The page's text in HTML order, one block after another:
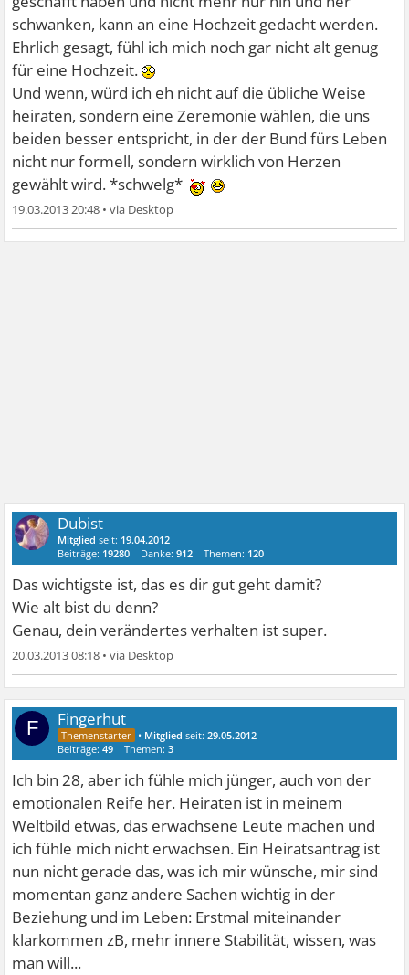
schwanken, kann an eine Hochzeit gedacht werden.
Ehrlich gesagt, fühl ich mich noch gar nicht alt genug
für eine Hochzeit.
Und wenn, würd ich eh nicht auf die übliche Weise
heiraten, sondern eine Zeremonie wählen, die uns
beiden besser entspricht, in der der Bund fürs Leben
nicht nur formell, sondern wirklich von Herzen
gewählt wird. *schwelg*
19.03.2013 20:48 •
Dubist
Mitglied seit: 19.04.2012
Beiträge: 19280 Danke:912 Themen: 120
Das wichtigste ist, das es dir gut geht damit?
Wie alt bist du denn?
Genau, dein verändertes verhalten ist super.
20.03.2013 08:18 •
F Fingerhut
• Mitglied seit:29.05.2012
Beiträge:49 Themen:3
Ich bin 28, aber ich fühle mich jünger, auch von der
emotionalen Reife her. Heiraten ist in meinem
Weltbild etwas, das erwachsene Leute machen und
ich fühle mich nicht erwachsen. Ein Heiratsantrag ist
nun nicht gerade das, was ich mir wünsche, mir sind
momentan ganz andere Sachen wichtig in der
Beziehung und im Leben: Erstmal miteinander
klarkommen zB, mehr innere Stabilität, wissen, was
man will...